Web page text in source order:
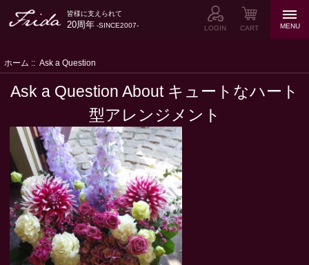
皆様に支えられて
20周年-SINCE2007- LOGIN CART MENU
ホーム :: Ask a Question
Ask a Question About キュートなハート
型アレンジメント